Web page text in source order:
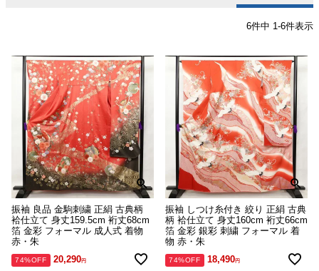
6件中 1 -6件表示
振袖 良品 金駒刺繍 正絹 古典柄
袷仕立て 身丈159.5cm 裄丈68cm
箔 金彩 フォーマル 成人式 着物
赤・朱
74%OFF 20,290
振袖 しつけ糸付き 絞り 正絹 古典
柄 袷仕立て 身丈160cm 裄丈66cm
箔 金彩 銀彩 刺繍 フォーマル 着
物 赤・朱
74%OFF 18,490